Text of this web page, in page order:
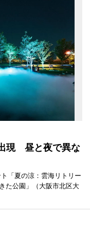
現 昼と夜で異な
「夏の涼：雲海リトリー
た公園」（大阪市北区大